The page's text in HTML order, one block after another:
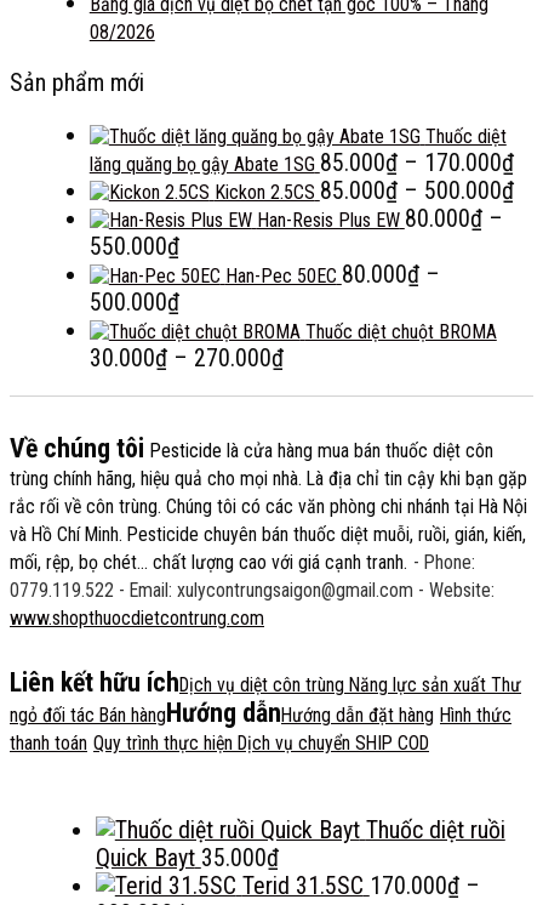
08/2026
Sản phẩm mới
Thuốc diệt
lăng quăng bọ gậy Abate 1SG 85.000₫ – 170.000₫
Kickon 2.5CS 85.000₫ – 500.000₫
Han-Resis Plus EW 80.000₫ –
550.000₫Khoảng
giá:
từ
80.000₫
đến
Han-Pec 50EC 80.000₫ –
500.000₫Khoảng
giá:
từ
500.000₫
Thuốc diệt chuột BROMA
30.000₫ – 270.000₫Khoảng
30.000₫
đến
270.000₫
Về chúng tôi Pesticide là cửa hàng mua bán thuốc diệt côn
trùng chính hãng, hiệu quả cho mọi nhà. Là địa chỉ tin cậy khi bạn gặp
rắc rối về côn trùng. Chúng tôi có các văn phòng chi nhánh tại Hà Nội
và Hồ Chí Minh. Pesticide chuyên bán thuốc diệt muỗi, ruồi, gián, kiến,
mối, rệp, bọ chét... chất lượng cao với giá cạnh tranh. - Phone:
0779.119.522 - Email: xulycontrungsaigon@gmail.com - Website:
www.shopthuocdietcontrung.com
Liên kết hữu íchDịch vụ diệt côn trùng Năng lực sản xuất Thư
ngỏ đối tác Bán hàng Hướng dẫnHướng dẫn đặt hàng Hình thức
thanh toán Quy trình thực hiện Dịch vụ chuyển SHIP COD
Thuốc diệt ruồi
Quick Bayt 35.000₫
Terid 31.5SC 170.000₫ –